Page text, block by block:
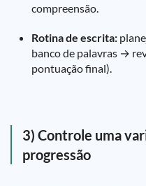
compreensão.
Rotina de escrita:
banco de palavras →
pontuação final).
3) Controle uma
progressão